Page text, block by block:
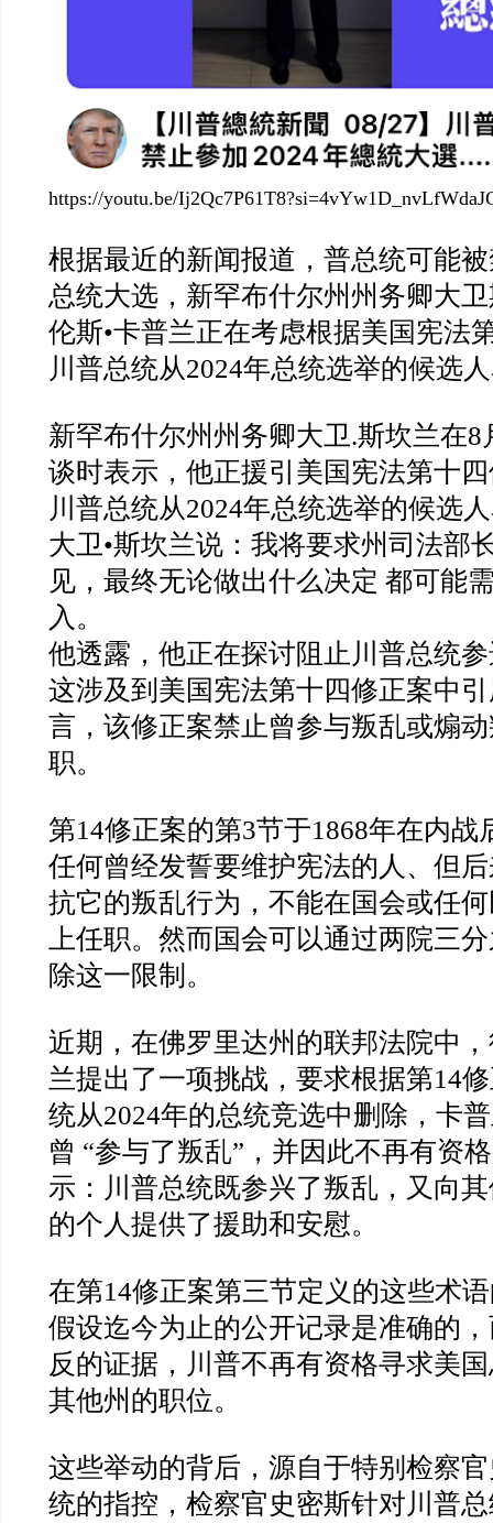
https://youtu.be/
根据最近的新闻报道，普总统可能
总统大选，新罕布什尔州州务卿大
伦斯•卡普兰正在考虑根据美国宪法
川普总统从2024年总统选举的候选
新罕布什尔州州务卿大卫.斯坎兰在8
谈时表示，他正援引美国宪法第十
川普总统从2024年总统选举的候选
大卫•斯坎兰说：我将要求州司法部
见，最终无论做出什么决定 都可能
入。
他透露，他正在探讨阻止川普总统
这涉及到美国宪法第十四修正案中
言，该修正案禁止曾参与叛乱或煽
职。
第14修正案的第3节于1868年在内战
任何曾经发誓要维护宪法的人、但
抗它的叛乱行为，不能在国会或任
上任职。然而国会可以通过两院三
除这一限制。
近期，在佛罗里达州的联邦法院中
兰提出了一项挑战，要求根据第14
统从2024年的总统竞选中删除，卡
曾 “参与了叛乱” ，并因此不再有资
示：川普总统既参兴了叛乱，又向
的个人提供了援助和安慰。
在第14修正案第三节定义的这些术
假设迄今为止的公开记录是准确的
反的证据，川普不再有资格寻求美
其他州的职位。
这些举动的背后，源自于特别检察
统的指控，检察官史密斯针对川普